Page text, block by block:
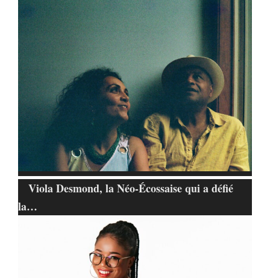
Viola Desmond, la Néo-Écossaise qui a défié
la…